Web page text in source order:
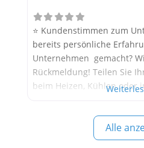
⭐ Kundenstimmen zum
bereits persönliche
Unternehmen gemacht?
Rückmeldung! Teilen Sie
beim Heizen, Kühlen oder
helfen anderen
Anbieterauswahl. Sollten
Meinung äußern, so
Alle